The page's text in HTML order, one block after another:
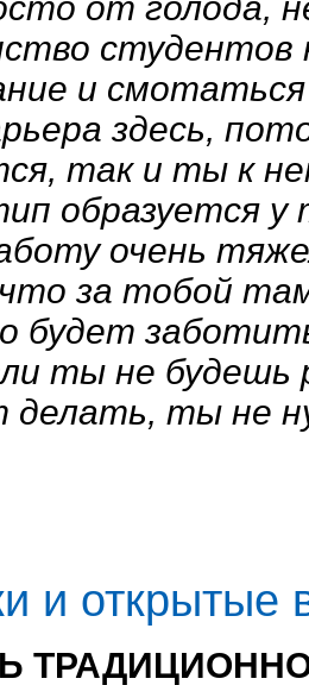
студентов
и
здесь,
так и ты к
образуется у
очень
за тобой
будет
ты не
делать, ты не
и открытые